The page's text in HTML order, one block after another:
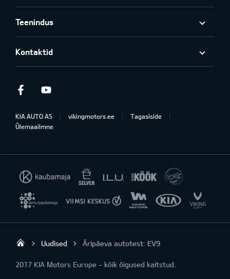
Teenindus
Kontaktid
Facebook
KIA AUTO AS vikingmotors.ee
Tagasiside
Ülemaailmne
Viking Motors - Kia müük, hooldus ja
Uudised Äripäeva autotest: EV9
2017 KIA Motors Europe - kõik õigused kaitstud.